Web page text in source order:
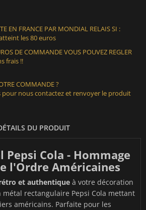
EN FRANCE PAR MONDIAL RELAIS SI :
les 80 euros
DE COMMANDE VOUS POUVEZ REGLER
frais !!
COMMANDE ?
pour nous contactez et renvoyer le produit
DU PRODUIT
Pepsi Cola - Hommage
l'Ordre Américaines
et authentique à votre décoration
métal rectangulaire Pepsi Cola mettant
américains. Parfaite pour les